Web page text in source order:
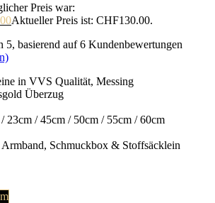
Preis war:
Aktueller Preis ist: CHF130.00.
5, basierend auf6 Kundenbewertungen
in VVS Qualität, Messing
Überzug
23cm / 45cm / 50cm / 55cm / 60cm
Schmuckbox & Stoffsäcklein